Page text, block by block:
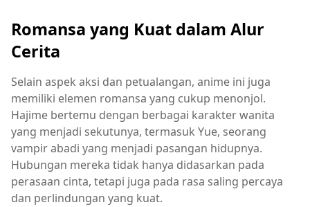
Romansa yang Kuat dalam Alur
Cerita
Selain aspek aksi dan petualangan, anime ini juga
memiliki elemen romansa yang cukup menonjol.
Hajime bertemu dengan berbagai karakter wanita
yang menjadi sekutunya, termasuk Yue, seorang
vampir abadi yang menjadi pasangan hidupnya.
Hubungan mereka tidak hanya didasarkan pada
perasaan cinta, tetapi juga pada rasa saling percaya
dan perlindungan yang kuat.